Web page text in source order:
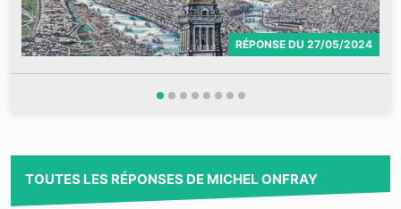
RÉPONSE DU 27/05/2024
TOUTES LES RÉPONSES DE MICHEL ONFRAY